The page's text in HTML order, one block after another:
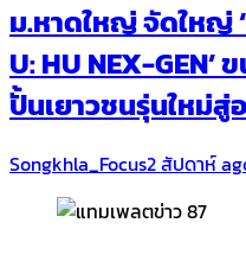
ม.หาดใหญ่ จัดใหญ่
U: HU NEX-
ปั้นเยาวชนรุ่นใหม่
Songkhla_Focus2 สัปดาห์